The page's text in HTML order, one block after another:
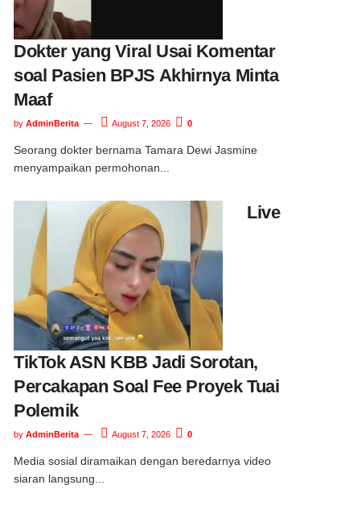
Dokter yang Viral Usai Komentar
soal Pasien BPJS Akhirnya Minta
Maaf
by AdminBerita August 7, 2026 0
Seorang dokter bernama Tamara Dewi Jasmine
menyampaikan permohonan...
Live
TikTok ASN KBB Jadi Sorotan,
Percakapan Soal Fee Proyek Tuai
Polemik
by AdminBerita August 7, 2026 0
Media sosial diramaikan dengan beredarnya video
siaran langsung...